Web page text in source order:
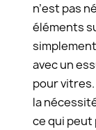
n’est pas
éléments
avec un
pour
la
ce qui peut